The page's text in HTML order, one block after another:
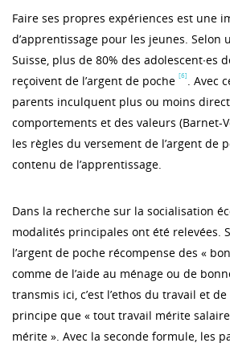
Faire ses propres expériences est une
d’apprentissage pour les jeunes. Selon
Suisse, plus de 80% des adolescent∙es
reçoivent de l’argent de poche [6] . Avec
parents inculquent plus ou moins
comportements et des valeurs (Barnet-
les règles du versement de l’argent de
contenu de l’apprentissage.
Dans la recherche sur la socialisation
modalités principales ont été relevées.
l’argent de poche récompense des «
comme de l’aide au ménage ou de
transmis ici, c’est l’ethos du travail et
principe que « tout travail mérite salaire
mérite ». Avec la seconde formule, les